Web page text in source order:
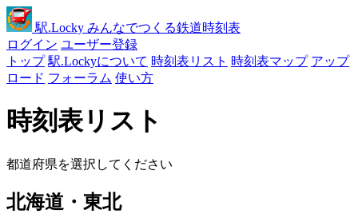
駅.Locky みんなでつくる鉄道時刻表
ログイン ユーザー登録
トップ 駅.Lockyについて 時刻表リスト 時刻表マップ アップ
ロード フォーラム 使い方
時刻表リスト
都道府県を選択してください
北海道・東北